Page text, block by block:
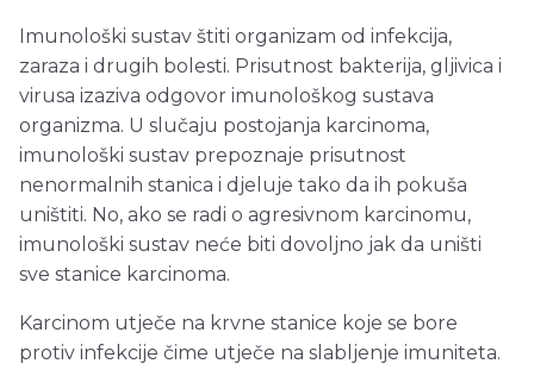
Imunološki sustav štiti organizam od infekcija,
zaraza i drugih bolesti. Prisutnost bakterija, gljivica i
virusa izaziva odgovor imunološkog sustava
organizma. U slučaju postojanja karcinoma,
imunološki sustav prepoznaje prisutnost
nenormalnih stanica i djeluje tako da ih pokuša
uništiti. No, ako se radi o agresivnom karcinomu,
imunološki sustav neće biti dovoljno jak da uništi
sve stanice karcinoma.
Karcinom utječe na krvne stanice koje se bore
protiv infekcije čime utječe na slabljenje imuniteta.